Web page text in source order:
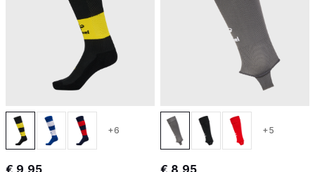
+6
€ 9,95
+5
€ 8,95